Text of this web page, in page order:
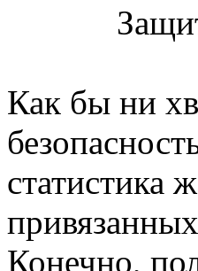
Как бы ни
статистика
Конечно,